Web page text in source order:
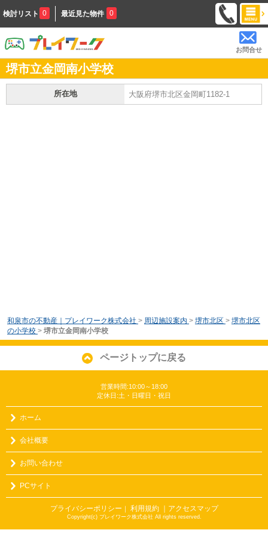
検討リスト 0 最近見た物件 0
お問合せ
堺市立金岡南小学校
所在地 大阪府堺市北区金岡町1182-1
和泉市の不動産｜プレイワーク株式会社 > 周辺施設案内 > 堺市北区 > 堺市北区
の小学校 > 堺市立金岡南小学校
ページトップに戻る
営業時間:10:00～18:00
定休日:土・日曜日・祝日
ホーム
会社概要
お問い合わせ
PCサイト
プライバシーポリシー ｜ 利用規約 ｜アクセスマップ
Copyright(c) プレイワーク株式会社 All rights reserved.